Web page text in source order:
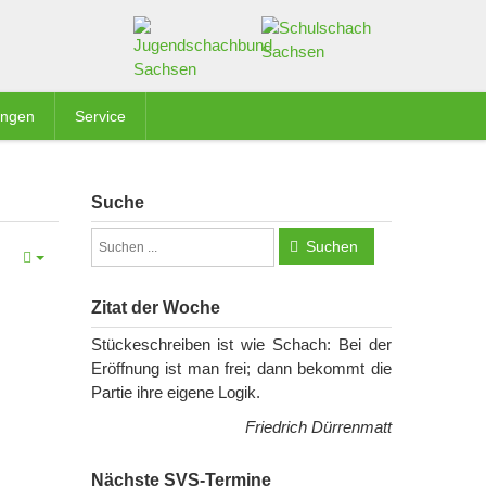
Service
Suche
Suchen
Zitat der Woche
Stückeschreiben ist wie Schach: Bei der
Eröffnung ist man frei; dann bekommt die
Partie ihre eigene Logik.
Friedrich Dürrenmatt
Nächste SVS-Termine